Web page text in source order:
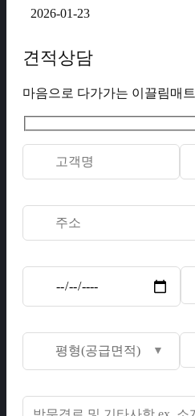
2026-01-23
견적상담
마음으로 다가가는 이끌림매트